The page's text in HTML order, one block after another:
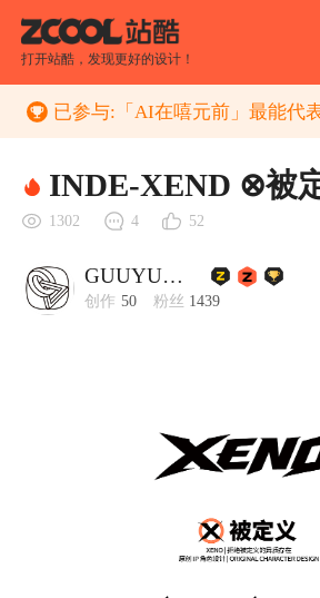
打开站酷，发现更好的设计！
已参与: 「AI在嘻元前」最能代表嘻哈
INDE-XEND ⊗被
1302 4 52
GUUYU郭宇
创作 50 粉丝 1439